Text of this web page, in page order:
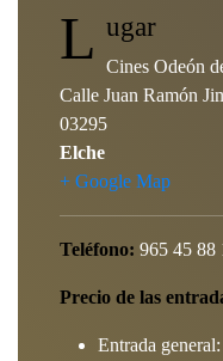
L ugar
Cines Odeón
Calle Juan Ramón
03295
Elche
+ Google Map
Teléfono: 965 45 88
Precio de las
Entrada general: